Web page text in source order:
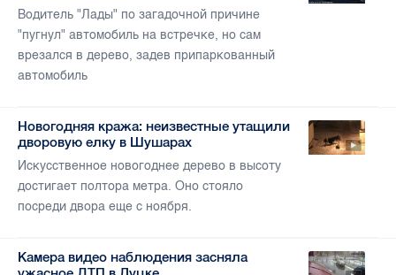
Водитель "Лады" по загадочной причине
"пугнул" автомобиль на встречке, но сам
врезался в дерево, задев припаркованный
автомобиль
Новогодняя кража: неизвестные утащили
дворовую елку в Шушарах
Искусственное новогоднее дерево в высоту
достигает полтора метра. Оно стояло
посреди двора еще с ноября.
Камера видео наблюдения засняла